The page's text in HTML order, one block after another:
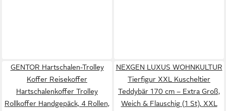
GENTOR Hartschalen-Trolley
Koffer Reisekoffer
Hartschalenkoffer Trolley
Rollkoffer Handgepäck, 4 Rollen,
NEXGEN LUXUS WOHNKULTUR
Tierfigur XXL Kuscheltier
Teddybär 170 cm – Extra Groß,
Weich & Flauschig (1 St), XXL